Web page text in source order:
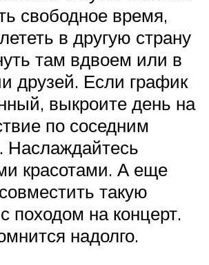
свободное время,
в другую страну
там вдвоем или в
друзей. Если график
выкроите день на
по соседним
Наслаждайтесь
красотами. А еще
такую
походом на концерт.
надолго.